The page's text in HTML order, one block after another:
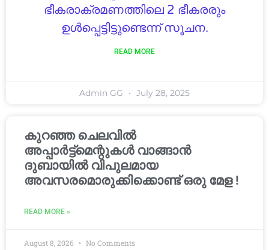
ഭീകരാക്രമണത്തിലെ 2 ഭീകരരും
ഉൾപ്പെട്ടിട്ടുണ്ടെന്ന് സൂചന.
READ MORE
Admin GG July 28, 2025
കുറഞ്ഞ ചെലവിൽ
അപ്പാർട്ട്മെന്റുകൾ വാങ്ങാൻ
ദുബായിൽ വിപുലമായ
അവസരമൊരുക്കിക്കൊണ്ട് ഒരു മേള !
READ MORE »
August 8, 2026 No Comments